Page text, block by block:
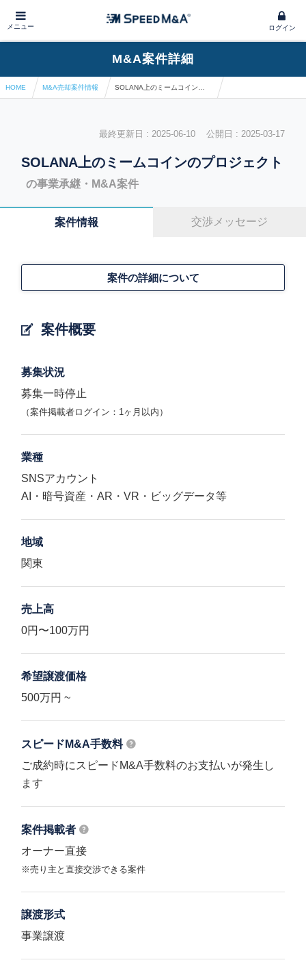
メニュー ログイン
M&A案件詳細
HOME M&A売却案件情報
最終更新日 : 2025-06-10 公開日 : 2025-03-17
SOLANA上のミームコインのプロジェクト
の事業承継・M&A案件
案件情報 交渉メッセージ
案件概要
案件の詳細について
募集状況
募集一時停止
（案件掲載者ログイン：1ヶ月以内）
業種
SNSアカウント
AI・暗号資産・AR・VR・ビッグデータ等
地域
関東
売上高
0円〜100万円
希望譲渡価格
500万円 ~
スピードM&A手数料
ご成約時にスピードM&A手数料のお支払いが発生し
ます
案件掲載者
オーナー直接
※売り主と直接交渉できる案件
譲渡形式
事業譲渡